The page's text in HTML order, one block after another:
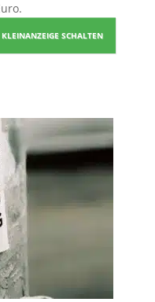
KLEINANZEIGE SCHALTEN